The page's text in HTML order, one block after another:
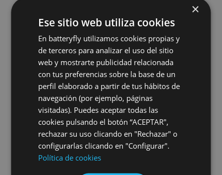
×
Ese sitio web utiliza cookies
En batteryfly utilizamos cookies propias y
de terceros para analizar el uso del sitio
web y mostrarte publicidad relacionada
con tus preferencias sobre la base de un
perfil elaborado a partir de tus hábitos de
navegación (por ejemplo, páginas
visitadas). Puedes aceptar todas las
cookies pulsando el botón “ACEPTAR",
rechazar su uso clicando en "Rechazar" o
configurarlas clicando en "Configurar".
Política de cookies